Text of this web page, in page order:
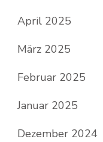
April 2025
März 2025
Februar 2025
Januar 2025
Dezember 2024